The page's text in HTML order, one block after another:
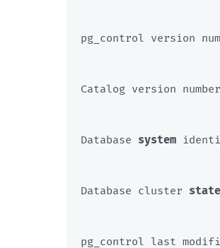
pg_control version
Catalog version
Database system
Database cluster state
pg_control last